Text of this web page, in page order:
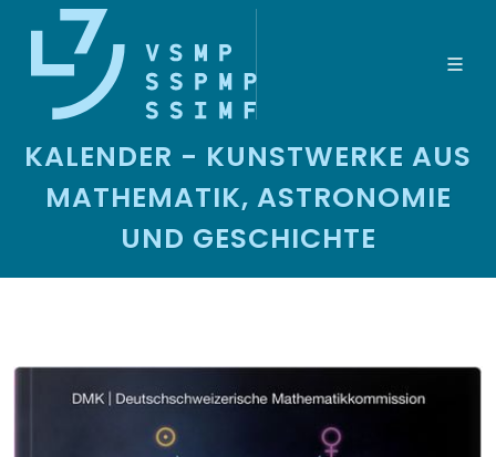
KALENDER - KUNSTWERKE AUS
MATHEMATIK, ASTRONOMIE
UND GESCHICHTE